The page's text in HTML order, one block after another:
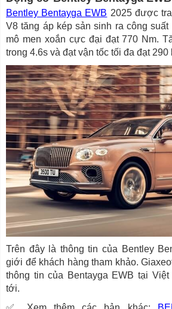
Bentley Bentayga EWB 2025 được
V8 tăng áp kép sản sinh ra công
mô men xoắn cực đại đạt 770 Nm.
trong 4.6s và đạt vận tốc tối đa đạt 290
Trên đây là thông tin của Bentley
giới để khách hàng tham khảo.
thông tin của Bentayga EWB tại
tới.